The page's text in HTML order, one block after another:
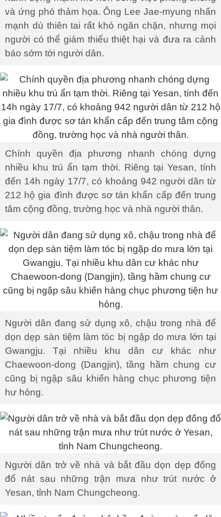
và ứng phó thảm họa. Ông Lee Jae-myung nhấn
mạnh dù thiên tai rất khó ngăn chặn, nhưng mọi
người có thể giảm thiểu thiệt hại và đưa ra cảnh
báo sớm tới người dân.
Chính quyền địa phương nhanh chóng dựng
nhiều khu trú ẩn tạm thời. Riêng tại Yesan, tính
đến 14h ngày 17/7, có khoảng 942 người dân từ
212 hộ gia đình được sơ tán khẩn cấp đến trung
tâm cộng đồng, trường học và nhà người thân.
Người dân đang sử dụng xô, chậu trong nhà để
dọn dẹp sàn tiệm làm tóc bị ngập do mưa lớn tại
Gwangju. Tại nhiều khu dân cư khác như
Chaewoon-dong (Dangjin), tầng hầm chung cư
cũng bị ngập sâu khiến hàng chục phương tiện
hư hỏng.
Người dân trở về nhà và bắt đầu dọn dẹp đống
đổ nát sau những trận mưa như trút nước ở
Yesan, tỉnh Nam Chungcheong.